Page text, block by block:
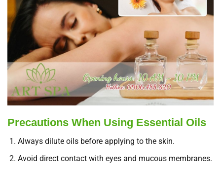
Precautions When Using Essential Oils
Always dilute oils before applying to the skin.
Avoid direct contact with eyes and mucous membranes.